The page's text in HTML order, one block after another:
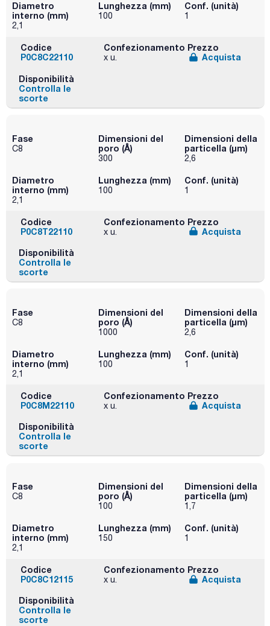
Diametro
interno (mm)
2,1
Lunghezza (mm)
100
Conf. (unità)
1
Codice
P0C8C22110
Confezionamento
x u.
Prezzo
Acquista
Disponibilità
Controlla le
scorte
Fase
C8
Dimensioni del
poro (Å)
300
Dimensioni della
particella (μm)
2,6
Diametro
interno (mm)
2,1
Lunghezza (mm)
100
Conf. (unità)
1
Codice
P0C8T22110
Confezionamento
x u.
Prezzo
Acquista
Disponibilità
Controlla le
scorte
Fase
C8
Dimensioni del
poro (Å)
1000
Dimensioni della
particella (μm)
2,6
Diametro
interno (mm)
2,1
Lunghezza (mm)
100
Conf. (unità)
1
Codice
P0C8M22110
Confezionamento
x u.
Prezzo
Acquista
Disponibilità
Controlla le
scorte
Fase
C8
Dimensioni del
poro (Å)
100
Dimensioni della
particella (μm)
1,7
Diametro
interno (mm)
2,1
Lunghezza (mm)
150
Conf. (unità)
1
Codice
P0C8C12115
Confezionamento
x u.
Prezzo
Acquista
Disponibilità
Controlla le
scorte